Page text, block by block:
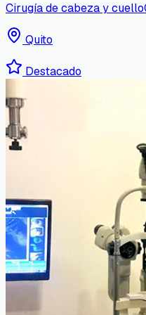
Cirugía de cabeza y cuello
Quito
Destacado